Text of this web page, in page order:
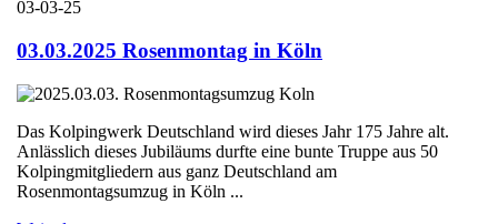
03-03-25
03.03.2025 Rosenmontag in Köln
Das Kolpingwerk Deutschland wird dieses Jahr 175 Jahre alt.
Anlässlich dieses Jubiläums durfte eine bunte Truppe aus 50
Kolpingmitgliedern aus ganz Deutschland am
Rosenmontagsumzug in Köln ...